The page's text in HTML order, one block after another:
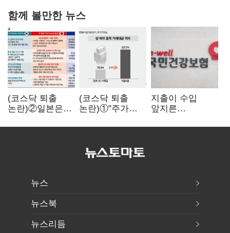
함께 볼만한 뉴스
(코스닥 퇴출
논란)②일본은
기다려주는데
구하기
(코스닥 퇴출
논란)①"주가
옥토 태운다"…
맹점과 역설
지출이 수입
앞지른
3조8989억 적자
뉴스
뉴스북
뉴스리듬